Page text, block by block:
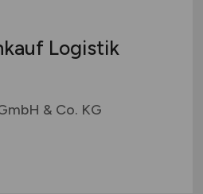
Logistik
& Co. KG